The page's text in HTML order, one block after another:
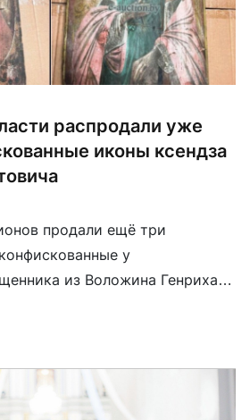
распродали уже
иконы ксендза
продали ещё три
у
из Воложина Генриха
на каждый из
по цене на 5% выше
об иконах «Восстание